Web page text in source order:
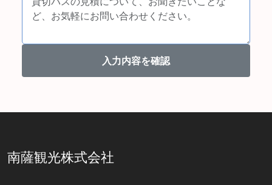
入力内容を確認
南薩観光株式会社